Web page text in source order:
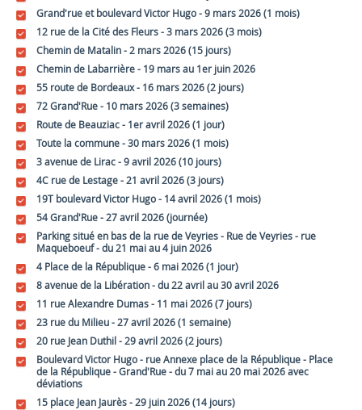
Grand'rue et boulevard Victor Hugo - 9 mars 2026 (1 mois)
12 rue de la Cité des Fleurs - 3 mars 2026 (3 mois)
Chemin de Matalin - 2 mars 2026 (15 jours)
Chemin de Labarrière - 19 mars au 1er juin 2026
55 route de Bordeaux - 16 mars 2026 (2 jours)
72 Grand'Rue - 10 mars 2026 (3 semaines)
Route de Beauziac - 1er avril 2026 (1 jour)
Toute la commune - 30 mars 2026 (1 mois)
3 avenue de Lirac - 9 avril 2026 (10 jours)
4C rue de Lestage - 21 avril 2026 (3 jours)
19T boulevard Victor Hugo - 14 avril 2026 (1 mois)
54 Grand'Rue - 27 avril 2026 (journée)
Parking situé en bas de la rue de Veyries - Rue de Veyries - rue
Maqueboeuf - du 21 mai au 4 juin 2026
4 Place de la République - 6 mai 2026 (1 jour)
8 avenue de la Libération - du 22 avril au 30 avril 2026
11 rue Alexandre Dumas - 11 mai 2026 (7 jours)
23 rue du Milieu - 27 avril 2026 (1 semaine)
20 rue Jean Duthil - 29 avril 2026 (2 jours)
Boulevard Victor Hugo - rue Annexe place de la République - Place
de la République - Grand'Rue - du 7 mai au 20 mai 2026 avec
déviations
15 place Jean Jaurès - 29 juin 2026 (14 jours)